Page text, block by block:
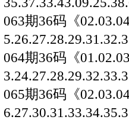
063期36码《
064期36码《
065期36码《